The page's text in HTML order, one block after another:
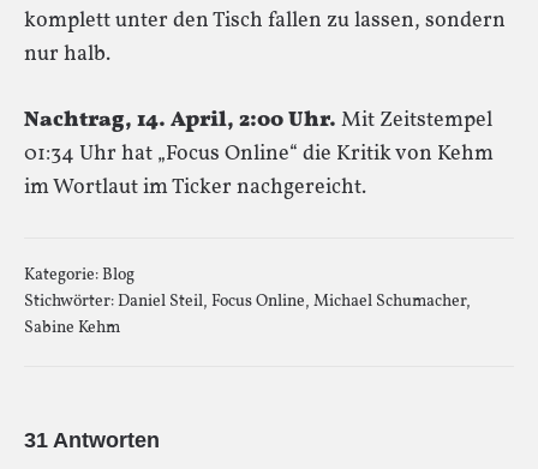
komplett unter den Tisch fallen zu lassen, sondern
nur halb.
Nachtrag, 14. April, 2:00 Uhr. Mit Zeitstempel
01:34 Uhr hat „Focus Online“ die Kritik von Kehm
im Wortlaut im Ticker nachgereicht.
Kategorie:Blog
Stichwörter:Daniel Steil, Focus Online, Michael Schumacher,
Sabine Kehm
31 Antworten